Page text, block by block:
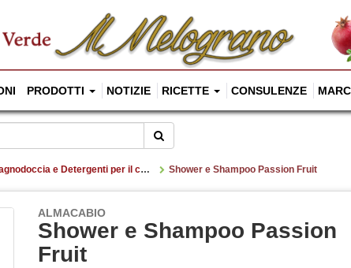
PRODOTTI NOTIZIE RICETTE CONSULENZE
e Detergenti per il corpo Shower e Shampoo Passion Fruit
ALMACABIO
Shower e Shampoo Passion
Fruit